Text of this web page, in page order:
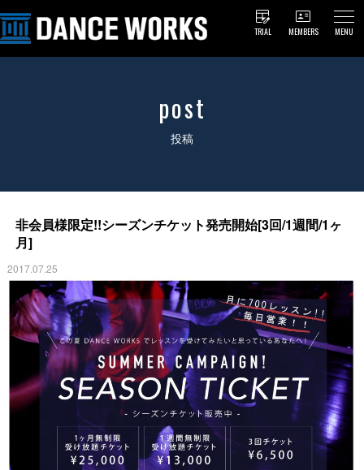
TRIAL MEMBERS MENU
post
投稿
非会員様限定!!シーズンチケット発売開始[3回/1週間/1ヶ
月]
2017.07.25